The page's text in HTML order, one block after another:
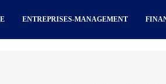
ENTREPRISES-MANAGEMENT